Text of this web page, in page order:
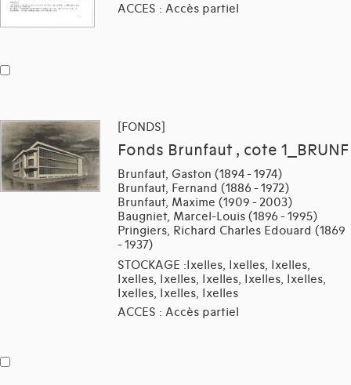
ACCES : Accès partiel
[FONDS]
Fonds Brunfaut , cote 1_BRUNF
Brunfaut, Gaston (1894 - 1974)
Brunfaut, Fernand (1886 - 1972)
Brunfaut, Maxime (1909 - 2003)
Baugniet, Marcel-Louis (1896 - 1995)
Pringiers, Richard Charles Edouard (1869
- 1937)
STOCKAGE :Ixelles, Ixelles, Ixelles,
Ixelles, Ixelles, Ixelles, Ixelles, Ixelles,
Ixelles, Ixelles, Ixelles
ACCES : Accès partiel